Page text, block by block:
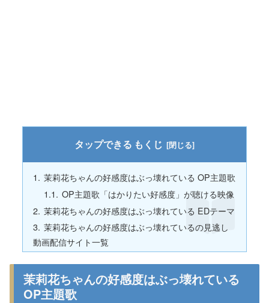
もくじ
茉莉花ちゃんの好感度はぶっ壊れている OP主題歌
OP主題歌「はかりたい好感度」が聴ける映像
茉莉花ちゃんの好感度はぶっ壊れている EDテーマ
茉莉花ちゃんの好感度はぶっ壊れているの見逃し
動画配信サイト一覧
茉莉花ちゃんの好感度はぶっ壊れている
OP主題歌